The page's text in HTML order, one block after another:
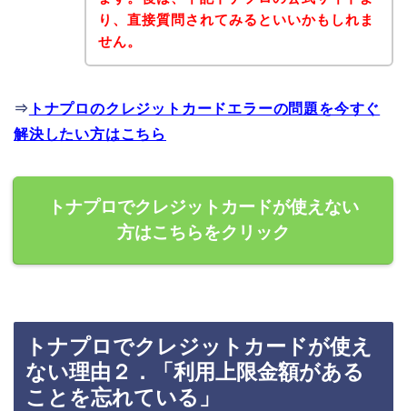
り、直接質問されてみるといいかもしれま
せん。
⇒ トナプロのクレジットカードエラーの問題を今すぐ
解決したい方はこちら
トナプロでクレジットカードが使えない
方はこちらをクリック
トナプロでクレジットカードが使え
ない理由２．「利用上限金額がある
ことを忘れている」